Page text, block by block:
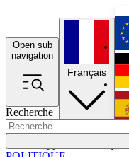
Open sub
navigation
Recherche
Français